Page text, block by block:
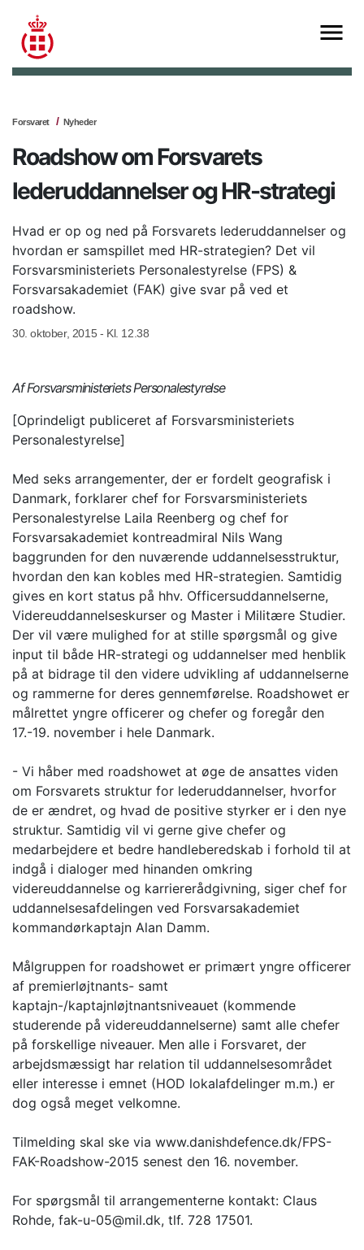
Forsvaret Nyheder
Roadshow om Forsvarets
lederuddannelser og HR-strategi
Hvad er op og ned på Forsvarets lederuddannelser og
hvordan er samspillet med HR-strategien? Det vil
Forsvarsministeriets Personalestyrelse (FPS) &
Forsvarsakademiet (FAK) give svar på ved et
roadshow.
30. oktober, 2015 - Kl. 12.38
Af Forsvarsministeriets Personalestyrelse
[Oprindeligt publiceret af Forsvarsministeriets
Personalestyrelse]
Med seks arrangementer, der er fordelt geografisk i
Danmark, forklarer chef for Forsvarsministeriets
Personalestyrelse Laila Reenberg og chef for
Forsvarsakademiet kontreadmiral Nils Wang
baggrunden for den nuværende uddannelsesstruktur,
hvordan den kan kobles med HR-strategien. Samtidig
gives en kort status på hhv. Officersuddannelserne,
Videreuddannelseskurser og Master i Militære Studier.
Der vil være mulighed for at stille spørgsmål og give
input til både HR-strategi og uddannelser med henblik
på at bidrage til den videre udvikling af uddannelserne
og rammerne for deres gennemførelse. Roadshowet er
målrettet yngre officerer og chefer og foregår den
17.-19. november i hele Danmark.
- Vi håber med roadshowet at øge de ansattes viden
om Forsvarets struktur for lederuddannelser, hvorfor
de er ændret, og hvad de positive styrker er i den nye
struktur. Samtidig vil vi gerne give chefer og
medarbejdere et bedre handleberedskab i forhold til at
indgå i dialoger med hinanden omkring
videreuddannelse og karriererådgivning, siger chef for
uddannelsesafdelingen ved Forsvarsakademiet
kommandørkaptajn Alan Damm.
Målgruppen for roadshowet er primært yngre officerer
af premierløjtnants- samt
kaptajn-/kaptajnløjtnantsniveauet (kommende
studerende på videreuddannelserne) samt alle chefer
på forskellige niveauer. Men alle i Forsvaret, der
arbejdsmæssigt har relation til uddannelsesområdet
eller interesse i emnet (HOD lokalafdelinger m.m.) er
dog også meget velkomne.
Tilmelding skal ske via www.danishdefence.dk/FPS-
FAK-Roadshow-2015 senest den 16. november.
For spørgsmål til arrangementerne kontakt: Claus
Rohde, fak-u-05@mil.dk, tlf. 728 17501.